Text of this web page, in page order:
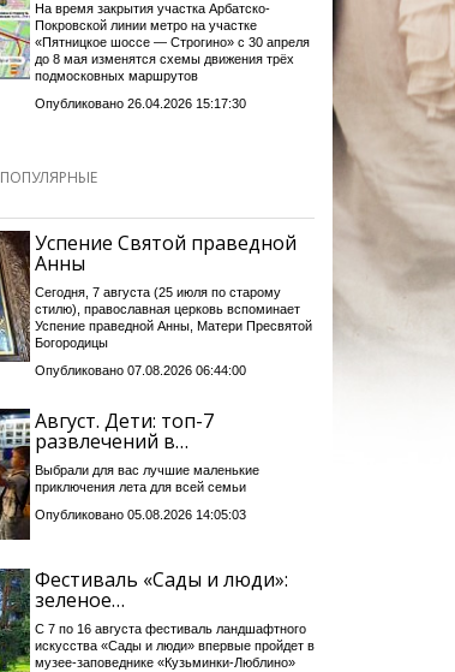
На время закрытия участка Арбатско-
Покровской линии метро на участке
«Пятницкое шоссе — Строгино» с 30 апреля
до 8 мая изменятся схемы движения трёх
подмосковных маршрутов
Опубликовано 26.04.2026 15:17:30
ПОПУЛЯРНЫЕ
Успение Святой праведной
Анны
Сегодня, 7 августа (25 июля по старому
стилю), православная церковь вспоминает
Успение праведной Анны, Матери Пресвятой
Богородицы
Опубликовано 07.08.2026 06:44:00
Август. Дети: топ-7
развлечений в…
Выбрали для вас лучшие маленькие
приключения лета для всей семьи
Опубликовано 05.08.2026 14:05:03
Фестиваль «Сады и люди»:
зеленое…
С 7 по 16 августа фестиваль ландшафтного
искусства «Сады и люди» впервые пройдет в
музее-заповеднике «Кузьминки-Люблино»